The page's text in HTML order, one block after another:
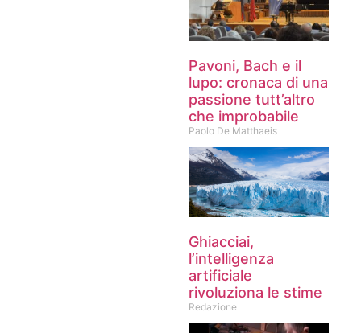
Pavoni, Bach e il
lupo: cronaca di una
passione tutt’altro
che improbabile
Paolo De Matthaeis
Ghiacciai,
l’intelligenza
artificiale
rivoluziona le stime
Redazione